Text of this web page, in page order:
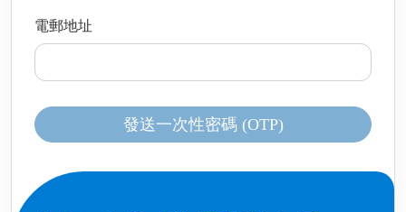
電郵地址
發送一次性密碼 (OTP)